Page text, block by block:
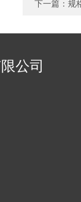
下一篇： 规
公司